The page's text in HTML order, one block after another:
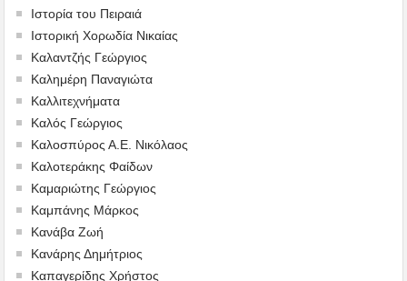
Ιστορία του Πειραιά
Ιστορική Χορωδία Νικαίας
Καλαντζής Γεώργιος
Καλημέρη Παναγιώτα
Καλλιτεχνήματα
Καλός Γεώργιος
Καλοσπύρος Α.Ε. Νικόλαος
Καλοτεράκης Φαίδων
Καμαριώτης Γεώργιος
Καμπάνης Μάρκος
Κανάβα Ζωή
Κανάρης Δημήτριος
Καπαγερίδης Χρήστος